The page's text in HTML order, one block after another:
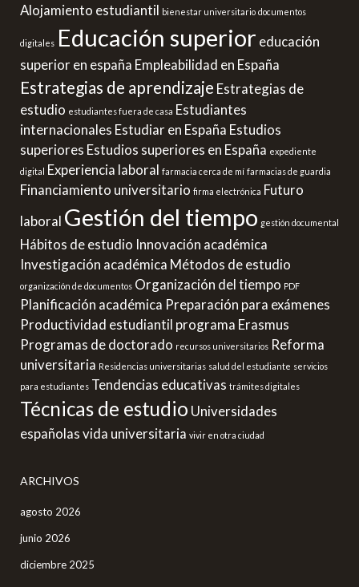
Alojamiento estudiantil bienestar universitario documentos
digitales Educación superior educación
superior en españa Empleabilidad en España
Estrategias de aprendizaje Estrategias de
estudio estudiantes fuera de casa Estudiantes
internacionales Estudiar en España Estudios
superiores Estudios superiores en España expediente
digital Experiencia laboral farmacia cerca de mí farmacias de guardia
Financiamiento universitario firma electrónica Futuro
laboral Gestión del tiempo gestión documental
Hábitos de estudio Innovación académica
Investigación académica Métodos de estudio
organización de documentos Organización del tiempo PDF
Planificación académica Preparación para exámenes
Productividad estudiantil programa Erasmus
Programas de doctorado recursos universitarios Reforma
universitaria Residencias universitarias salud del estudiante servicios
para estudiantes Tendencias educativas trámites digitales
Técnicas de estudio Universidades
españolasvida universitaria vivir en otra ciudad
ARCHIVOS
agosto 2026
junio 2026
diciembre 2025